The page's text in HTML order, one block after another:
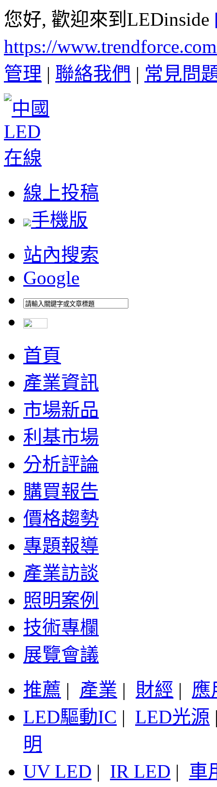
您好, 歡迎來到LEDinside
https://
管理 | 聯絡我們 | 常見問
線上投稿
手機版
站內搜索
Google
首頁
產業資訊
市場新品
利基市場
分析評論
購買報告
價格趨勢
專題報導
產業訪談
照明案例
技術專欄
展覽會議
推薦 | 產業 | 財經 | 應
LED驅動IC | LED光源
明
UV LED | IR LED | 車